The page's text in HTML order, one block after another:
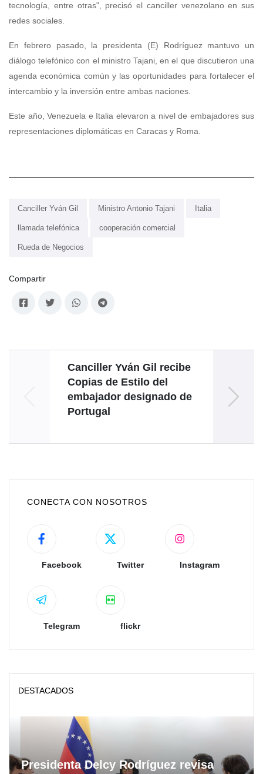
tecnología, entre otras", precisó el canciller venezolano en sus
redes sociales.
En febrero pasado, la presidenta (E) Rodríguez mantuvo un
diálogo telefónico con el ministro Tajani, en el que discutieron una
agenda económica común y las oportunidades para fortalecer el
intercambio y la inversión entre ambas naciones.
Este año, Venezuela e Italia elevaron a nivel de embajadores sus
representaciones diplomáticas en Caracas y Roma.
Canciller Yván Gil Ministro Antonio Tajani Italia
llamada telefónica cooperación comercial
Rueda de Negocios
Compartir
Canciller Yván Gil recibe
Copias de Estilo del
embajador designado de
Portugal
CONECTA CON NOSOTROS
Facebook Twitter Instagram
Telegram flickr
DESTACADOS
Presidenta Delcy Rodríguez revisa